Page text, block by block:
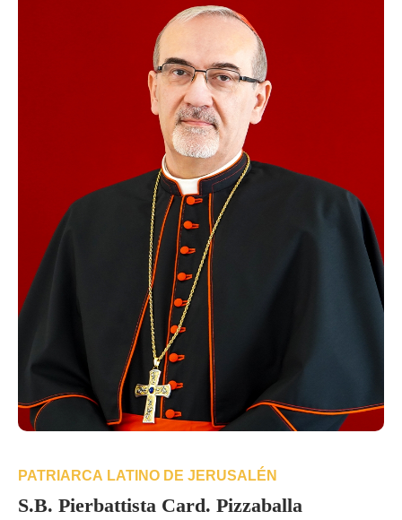
PATRIARCA LATINO DE JERUSALÉN
S.B. Pierbattista Card. Pizzaballa